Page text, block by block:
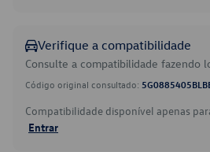
Verifique a compatibilidade
Consulte a compatibilidade fazendo
Código original consultado:
Compatibilidade disponível apenas
Entrar